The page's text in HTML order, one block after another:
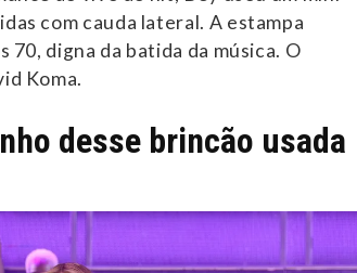
com cauda lateral. A estampa
70, digna da batida da música. O
Koma.
desse brincão usada